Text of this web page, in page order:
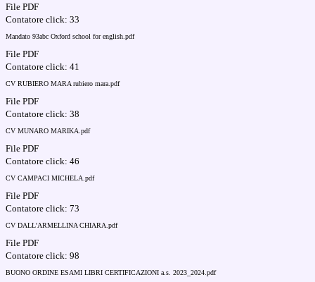
File PDF
Contatore click: 33
Mandato 93abc Oxford school for english.pdf
File PDF
Contatore click: 41
CV RUBIERO MARA rubiero mara.pdf
File PDF
Contatore click: 38
CV MUNARO MARIKA.pdf
File PDF
Contatore click: 46
CV CAMPACI MICHELA.pdf
File PDF
Contatore click: 73
CV DALL'ARMELLINA CHIARA.pdf
File PDF
Contatore click: 98
BUONO ORDINE ESAMI LIBRI CERTIFICAZIONI a.s. 2023_2024.pdf